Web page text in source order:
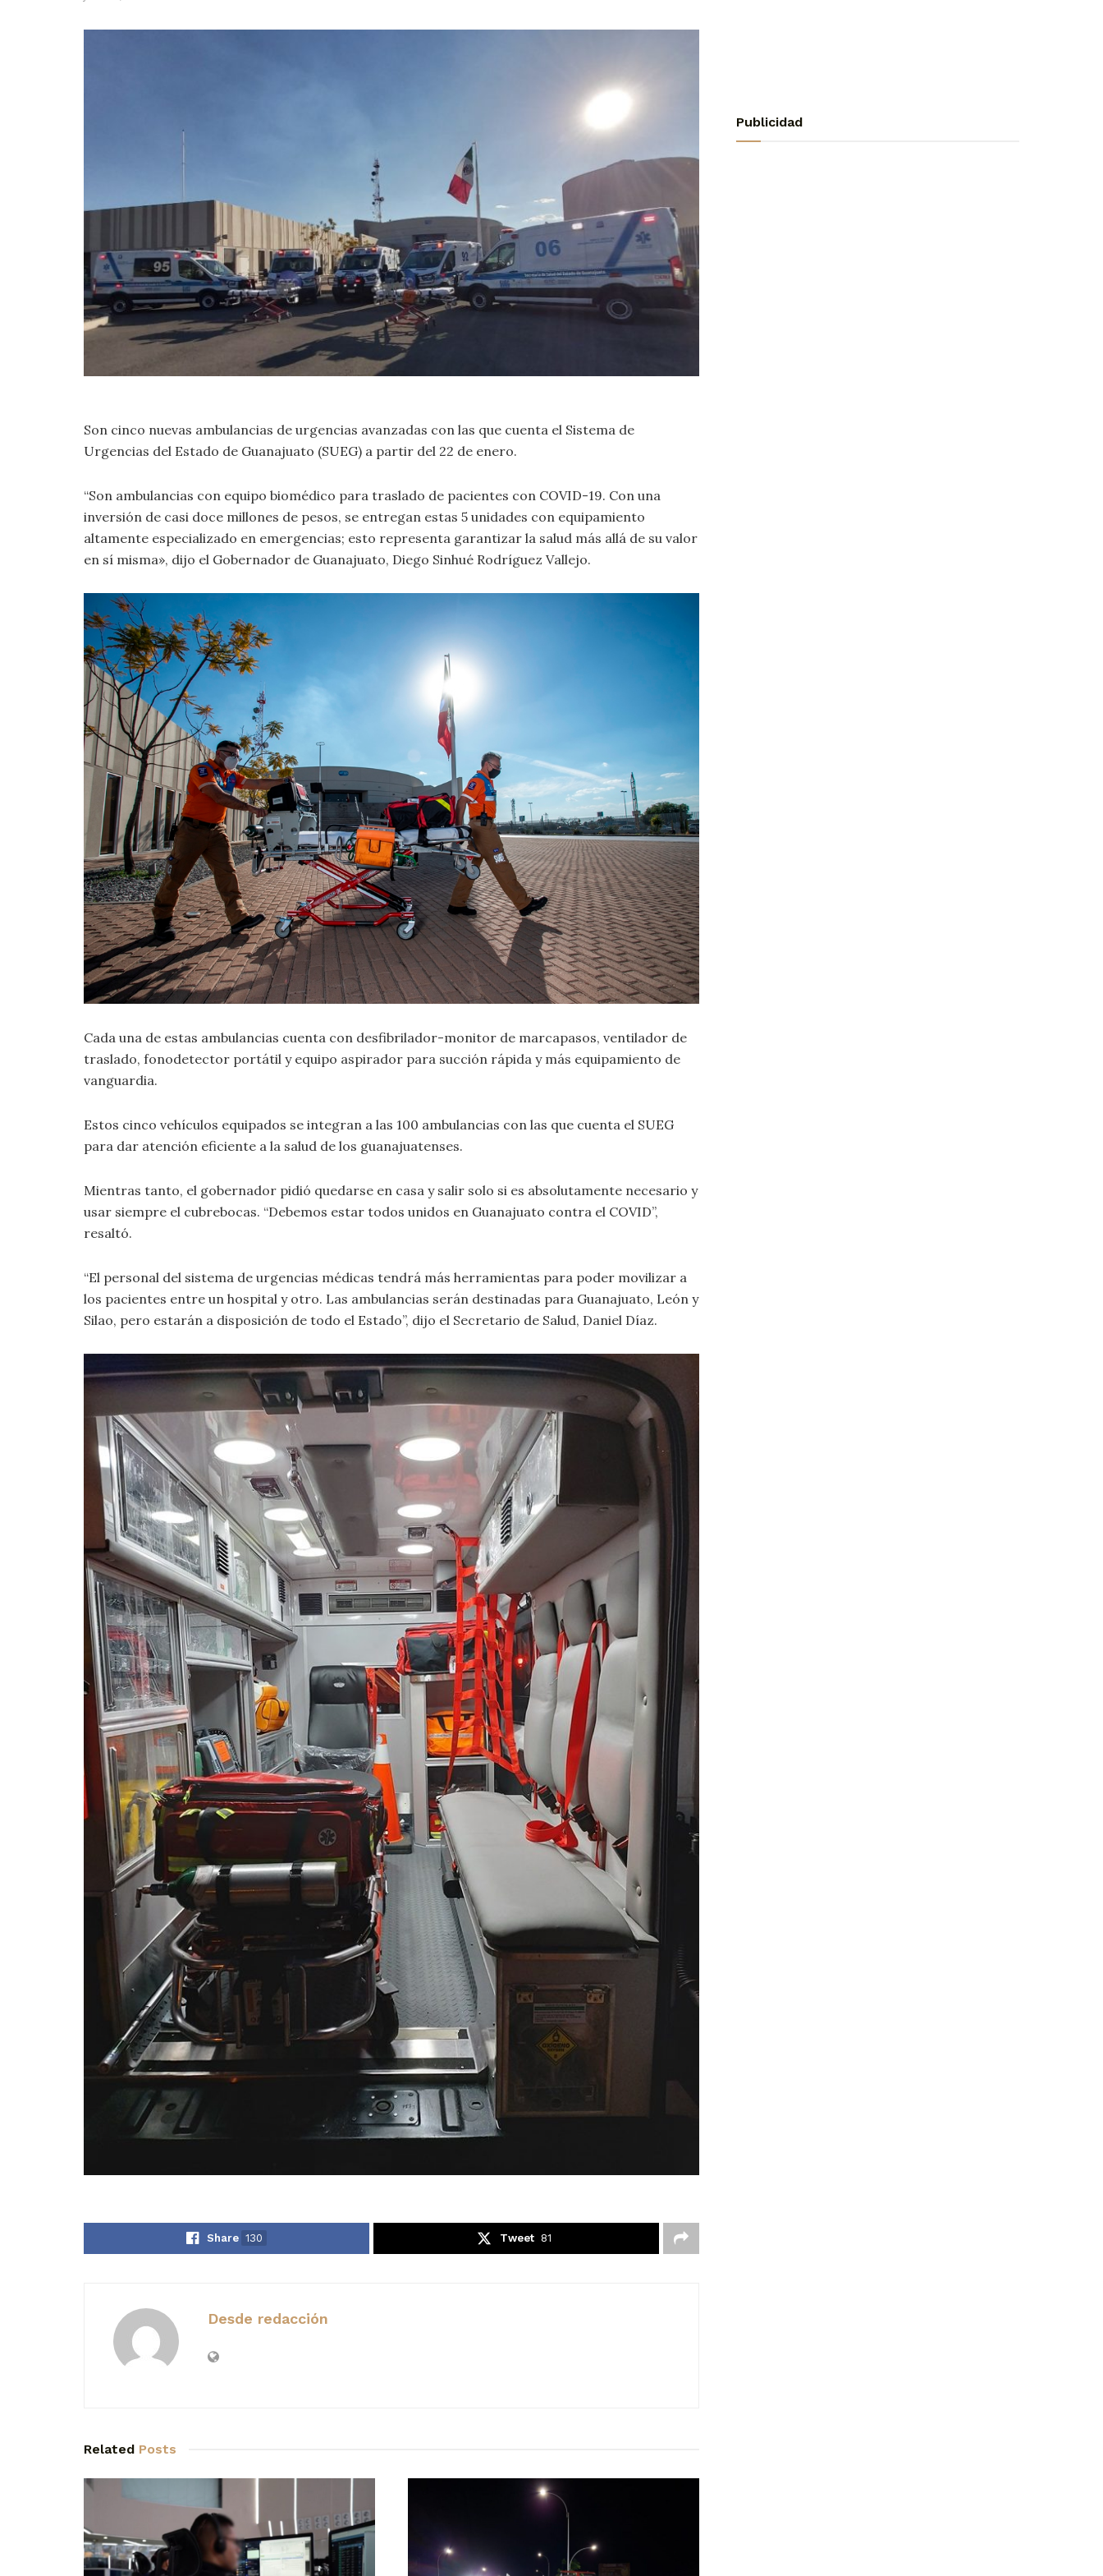
Son cinco nuevas ambulancias de urgencias avanzadas con las que cuenta el Sistema de
Urgencias del Estado de Guanajuato (SUEG) a partir del 22 de enero.
“Son ambulancias con equipo biomédico para traslado de pacientes con COVID-19. Con una
inversión de casi doce millones de pesos, se entregan estas 5 unidades con equipamiento
altamente especializado en emergencias; esto representa garantizar la salud más allá de su valor
en sí misma», dijo el Gobernador de Guanajuato, Diego Sinhué Rodríguez Vallejo.
Cada una de estas ambulancias cuenta con desfibrilador-monitor de marcapasos, ventilador de
traslado, fonodetector portátil y equipo aspirador para succión rápida y más equipamiento de
vanguardia.
Estos cinco vehículos equipados se integran a las 100 ambulancias con las que cuenta el SUEG
para dar atención eficiente a la salud de los guanajuatenses.
Mientras tanto, el gobernador pidió quedarse en casa y salir solo si es absolutamente necesario y
usar siempre el cubrebocas. “Debemos estar todos unidos en Guanajuato contra el COVID”,
resaltó.
“El personal del sistema de urgencias médicas tendrá más herramientas para poder movilizar a
los pacientes entre un hospital y otro. Las ambulancias serán destinadas para Guanajuato, León y
Silao, pero estarán a disposición de todo el Estado”, dijo el Secretario de Salud, Daniel Díaz.
Share 130 Tweet 81
Desde redacción
Related Posts
Publicidad